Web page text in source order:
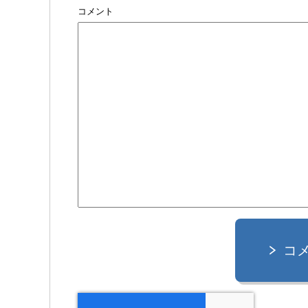
コメント
コ